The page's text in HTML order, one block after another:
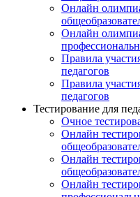
Онлайн
Онлайн
Правила
педагогов
Правила
педагогов
Тестирование для
Очное
Онлайн
Онлайн
Онлайн